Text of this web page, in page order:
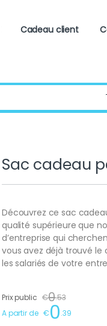
Cadeau client
Sac cadeau
Découvrez ce sac
qualité supérieure que
d’entreprise qui
vous avez déjà trouvé
les salariés de votre
Prix public €0.53
A partir de €0.39